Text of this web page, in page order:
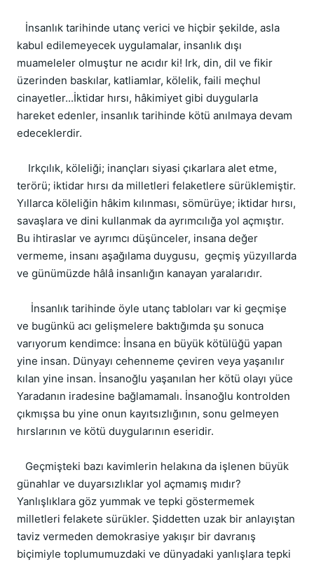
İnsanlık tarihinde utanç verici ve hiçbir şekilde, asla
kabul edilemeyecek uygulamalar, insanlık dışı
muameleler olmuştur ne acıdır ki! Irk, din, dil ve fikir
üzerinden baskılar, katliamlar, kölelik, faili meçhul
cinayetler...İktidar hırsı, hâkimiyet gibi duygularla
hareket edenler, insanlık tarihinde kötü anılmaya devam
edeceklerdir.
Irkçılık, köleliği; inançları siyasi çıkarlara alet etme,
terörü; iktidar hırsı da milletleri felaketlere sürüklemiştir.
Yıllarca köleliğin hâkim kılınması, sömürüye; iktidar hırsı,
savaşlara ve dini kullanmak da ayrımcılığa yol açmıştır.
Bu ihtiraslar ve ayrımcı düşünceler, insana değer
vermeme, insanı aşağılama duygusu,  geçmiş yüzyıllarda
ve günümüzde hâlâ insanlığın kanayan yaralarıdır.
İnsanlık tarihinde öyle utanç tabloları var ki geçmişe
ve bugünkü acı gelişmelere baktığımda şu sonuca
varıyorum kendimce: İnsana en büyük kötülüğü yapan
yine insan. Dünyayı cehenneme çeviren veya yaşanılır
kılan yine insan. İnsanoğlu yaşanılan her kötü olayı yüce
Yaradanın iradesine bağlamamalı. İnsanoğlu kontrolden
çıkmışsa bu yine onun kayıtsızlığının, sonu gelmeyen
hırslarının ve kötü duygularının eseridir.
Geçmişteki bazı kavimlerin helakına da işlenen büyük
günahlar ve duyarsızlıklar yol açmamış mıdır?
Yanlışlıklara göz yummak ve tepki göstermemek
milletleri felakete sürükler. Şiddetten uzak bir anlayıştan
taviz vermeden demokrasiye yakışır bir davranış
biçimiyle toplumumuzdaki ve dünyadaki yanlışlara tepki